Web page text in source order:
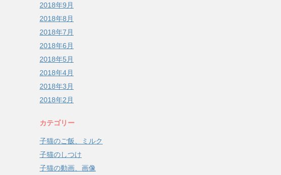
2018年9月
2018年8月
2018年7月
2018年6月
2018年5月
2018年4月
2018年3月
2018年2月
カテゴリー
子猫のご飯、ミルク
子猫のしつけ
子猫の動画、画像